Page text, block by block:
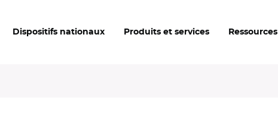
Dispositifs nationaux Produits et services Ressources